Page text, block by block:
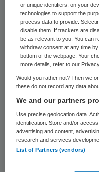
Noortje Sax
Nederlandse
(NVvP). Zij zal per
or unique identifiers, on your
technologies to support the
process data to provide.
disable them. If trackers are
be as relevant to you. You can
withdraw consent at any time
bottom of the webpage. Your
more details, refer to our
Would you rather not? Then we
these do not record any data
We and our partners
Use precise geolocation data.
identification. Store and/or
advertising and content,
research and services
List of Partners (vendors)